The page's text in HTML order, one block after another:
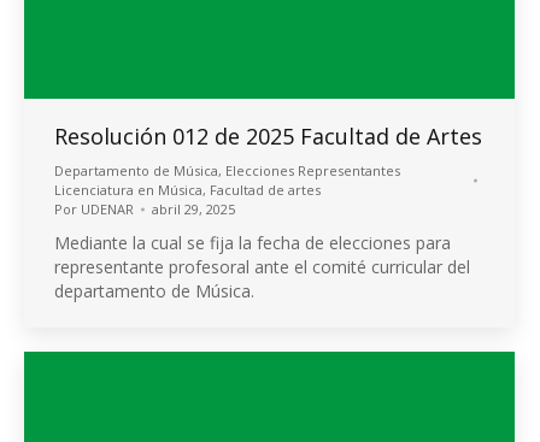
Resolución 012 de 2025 Facultad de Artes
Departamento de Música, Elecciones Representantes
Licenciatura en Música, Facultad de artes
Por UDENAR abril 29, 2025
Mediante la cual se fija la fecha de elecciones para
representante profesoral ante el comité curricular del
departamento de Música.